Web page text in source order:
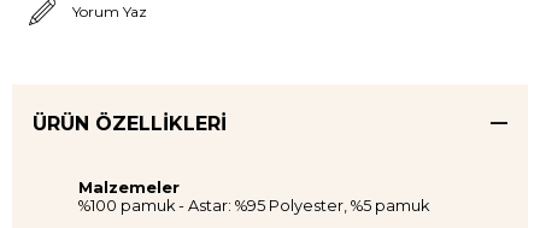
Yorum Yaz
ÜRÜN ÖZELLIKLERI
Malzemeler
%100 pamuk - Astar: %95 Polyester, %5 pamuk